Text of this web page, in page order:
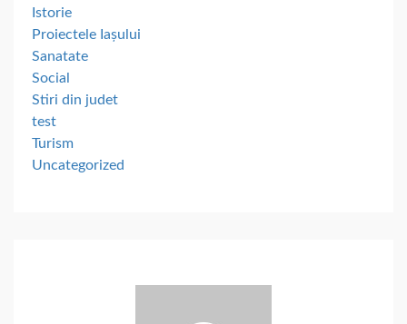
Istorie
Proiectele Iașului
Sanatate
Social
Stiri din judet
test
Turism
Uncategorized